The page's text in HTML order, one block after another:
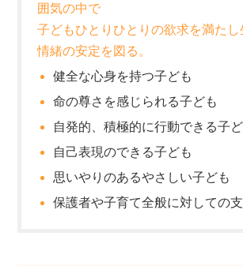
囲気の中で
子どもひとりひとりの欲求を満たし
情緒の安定を図る。
健全な心身を持つ子ども
命の尊さを感じられる子ども
自発的、積極的に行動できる子
自己表現のできる子ども
思いやりのあるやさしい子ども
保護者や子育て全般に対しての